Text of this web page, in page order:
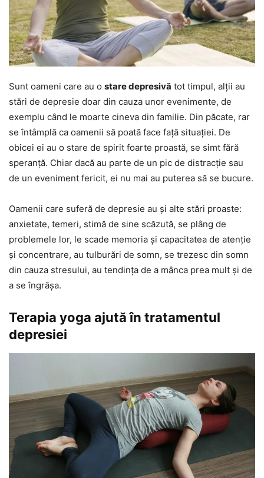
Sunt oameni care au o stare depresivă tot timpul, alții au
stări de depresie doar din cauza unor evenimente, de
exemplu când le moarte cineva din familie. Din păcate, rar
se întâmplă ca oamenii să poată face față situației. De
obicei ei au o stare de spirit foarte proastă, se simt fără
speranță. Chiar dacă au parte de un pic de distracție sau
de un eveniment fericit, ei nu mai au puterea să se bucure.
Oamenii care suferă de depresie au și alte stări proaste:
anxietate, temeri, stimă de sine scăzută, se plâng de
problemele lor, le scade memoria și capacitatea de atenție
și concentrare, au tulburări de somn, se trezesc din somn
din cauza stresului, au tendința de a mânca prea mult și de
a se îngrășa.
Terapia yoga ajută în tratamentul
depresiei